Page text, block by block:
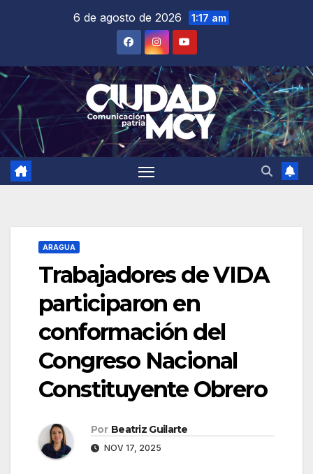
6 de agosto de 2026 1:17 am
ARAGUA
Trabajadores de VIDA
participaron en
conformación del
Congreso Nacional
Constituyente Obrero
Por Beatriz Guilarte
NOV 17, 2025